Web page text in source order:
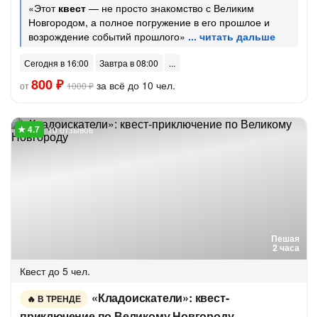
«Этот квест — не просто знакомство с Великим
Новгородом, а полное погружение в его прошлое и
возрождение событий прошлого»
Сегодня в 16:00
Завтра в 08:00
от800 ₽ 1000 ₽ за всё до 10 чел.
Пешая
2 часа
10 отзывов
Квест до 5 чел.
В ТРЕНДЕ
«Кладоискатели»: квест-